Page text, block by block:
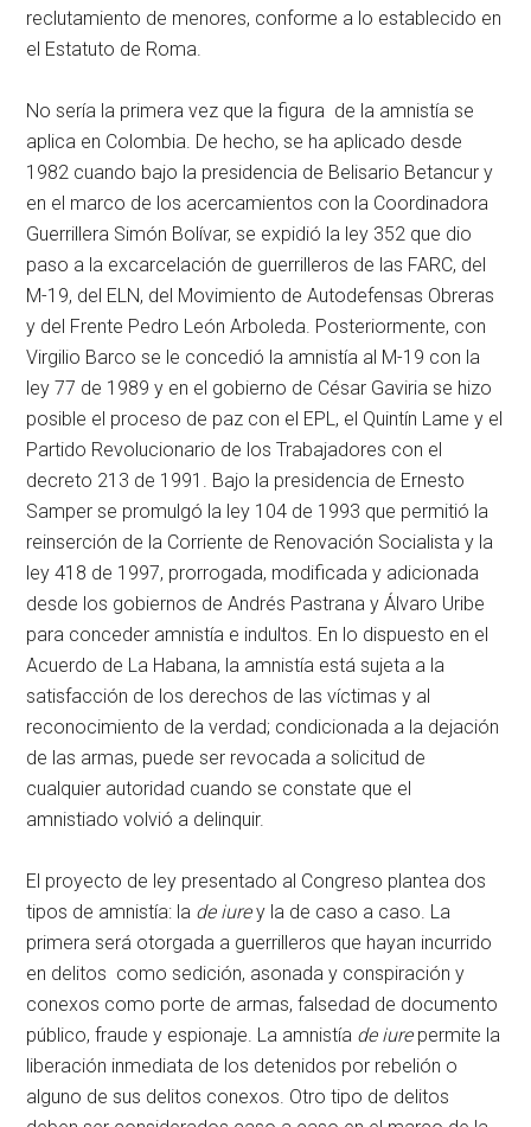
reclutamiento de menores, conforme a lo establecido en
el Estatuto de Roma.
No sería la primera vez que la figura de la amnistía se
aplica en Colombia. De hecho, se ha aplicado desde
1982 cuando bajo la presidencia de Belisario Betancur y
en el marco de los acercamientos con la Coordinadora
Guerrillera Simón Bolívar, se expidió la ley 352 que dio
paso a la excarcelación de guerrilleros de las FARC, del
M-19, del ELN, del Movimiento de Autodefensas Obreras
y del Frente Pedro León Arboleda. Posteriormente, con
Virgilio Barco se le concedió la amnistía al M-19 con la
ley 77 de 1989 y en el gobierno de César Gaviria se hizo
posible el proceso de paz con el EPL, el Quintín Lame y el
Partido Revolucionario de los Trabajadores con el
decreto 213 de 1991. Bajo la presidencia de Ernesto
Samper se promulgó la ley 104 de 1993 que permitió la
reinserción de la Corriente de Renovación Socialista y la
ley 418 de 1997, prorrogada, modificada y adicionada
desde los gobiernos de Andrés Pastrana y Álvaro Uribe
para conceder amnistía e indultos. En lo dispuesto en el
Acuerdo de La Habana, la amnistía está sujeta a la
satisfacción de los derechos de las víctimas y al
reconocimiento de la verdad; condicionada a la dejación
de las armas, puede ser revocada a solicitud de
cualquier autoridad cuando se constate que el
amnistiado volvió a delinquir.
El proyecto de ley presentado al Congreso plantea dos
tipos de amnistía: la de iurey la de caso a caso. La
primera será otorgada a guerrilleros que hayan incurrido
en delitos como sedición, asonada y conspiración y
conexos como porte de armas, falsedad de documento
público, fraude y espionaje. La amnistía de iurepermite la
liberación inmediata de los detenidos por rebelión o
alguno de sus delitos conexos. Otro tipo de delitos